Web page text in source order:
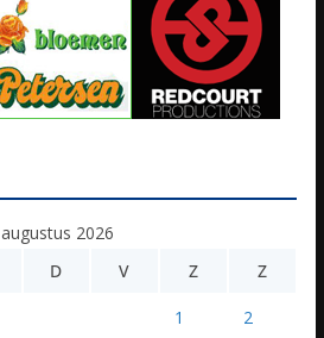
augustus 2026
D V Z Z
1 2